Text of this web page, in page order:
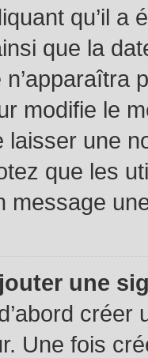
qu’il a
que la
modifie le
laisser une
que les
message
une
Une fois